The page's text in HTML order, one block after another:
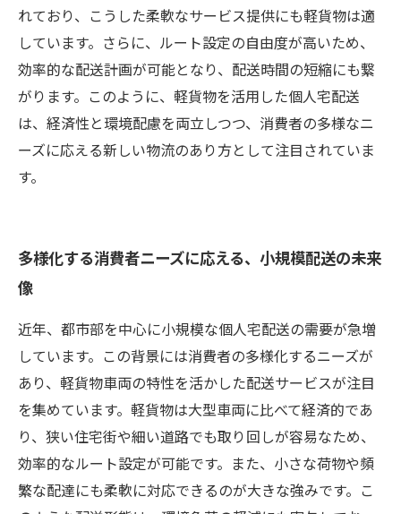
れており、こうした柔軟なサービス提供にも軽貨物は適
しています。さらに、ルート設定の自由度が高いため、
効率的な配送計画が可能となり、配送時間の短縮にも繋
がります。このように、軽貨物を活用した個人宅配送
は、経済性と環境配慮を両立しつつ、消費者の多様なニ
ーズに応える新しい物流のあり方として注目されていま
す。
多様化する消費者ニーズに応える、小規模配送の未来
像
近年、都市部を中心に小規模な個人宅配送の需要が急増
しています。この背景には消費者の多様化するニーズが
あり、軽貨物車両の特性を活かした配送サービスが注目
を集めています。軽貨物は大型車両に比べて経済的であ
り、狭い住宅街や細い道路でも取り回しが容易なため、
効率的なルート設定が可能です。また、小さな荷物や頻
繁な配達にも柔軟に対応できるのが大きな強みです。こ